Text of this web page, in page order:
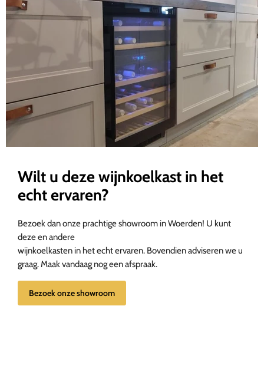
Wilt u deze wijnkoelkast in het
echt ervaren?
Bezoek dan onze prachtige showroom in Woerden! U kunt
deze en andere
wijnkoelkasten in het echt ervaren. Bovendien adviseren we u
graag. Maak vandaag nog een afspraak.
Bezoek onze showroom